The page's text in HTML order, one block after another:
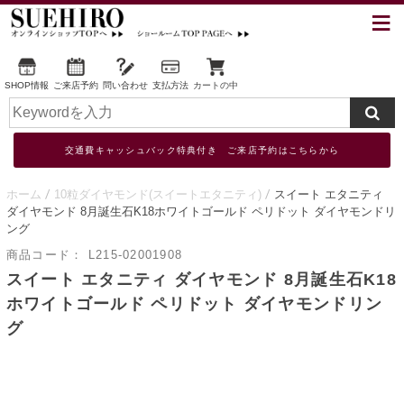
SHOP情報 ご来店予約 問い合わせ 支払方法 カートの中
交通費キャッシュバック特典付き ご来店予約はこちらから
ホーム 10粒ダイヤモンド(スイートエタニティ)
スイート エタニティ
ダイヤモンド 8月誕生石K18ホワイトゴールド ペリドット ダイヤモンドリ
ング
商品コード：
L215-02001908
スイート エタニティ ダイヤモンド 8月誕生石K18
ホワイトゴールド ペリドット ダイヤモンドリン
グ